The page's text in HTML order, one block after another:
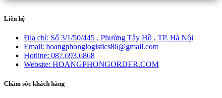
Liên hệ
Địa chỉ: Số 3/1/50/445 , Phường Tây Hồ , TP. Hà Nội
Email: hoangphonglogistics86@gmail.com
Hotline: 087.693.6868
Website: HOANGPHONGORDER.COM
Chăm sóc khách hàng